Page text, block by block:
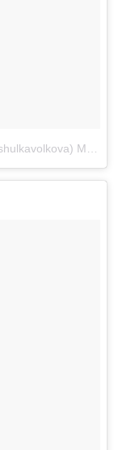
Май 16 2016 в 1:53 PDT